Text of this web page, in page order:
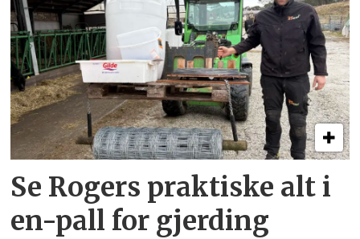
Se Rogers praktiske alt i
en-pall for gjerding